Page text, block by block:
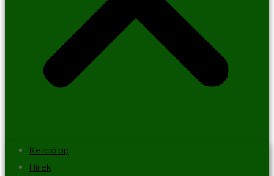
Kezdőlap
Hírek